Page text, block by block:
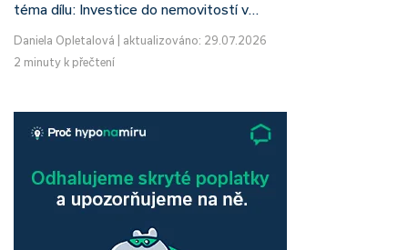
téma dílu: Investice do nemovitostí v…
Daniela Opletalová
aktualizováno: 29.07.2026
2 minuty k přečtení